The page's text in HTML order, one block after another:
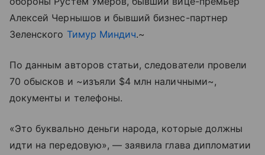
Алексей Чернышов и бывший бизнес-партнер
Зеленского Тимур Миндич.~
По данным авторов статьи, следователи провели
70 обысков и ~изъяли $4 млн наличными~,
документы и телефоны.
«Это буквально деньги народа, которые должны
идти на передовую», — заявила глава дипломатии